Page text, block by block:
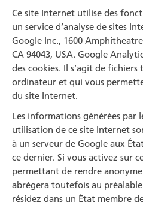
Ce site Internet utilise des
un service d’analyse de sites
Google Inc., 1600
CA 94043, USA. Google
des cookies. Il s’agit de
ordinateur et qui vous
du site Internet.
Les informations générées par
utilisation de ce site Internet
à un serveur de Google aux
ce dernier. Si vous activez sur
permettant de rendre anonyme
abrègera toutefois au
résidez dans un État membre